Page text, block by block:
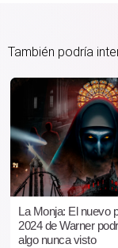
También podría
La Monja: El nuevo
2024 de Warner
algo nunca visto